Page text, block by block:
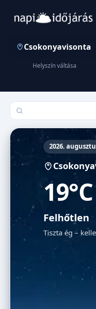
Csokonyavisonta
Helyszín váltása
Település keresése
2026.
19°C
Felhőtlen
Tiszta ég –